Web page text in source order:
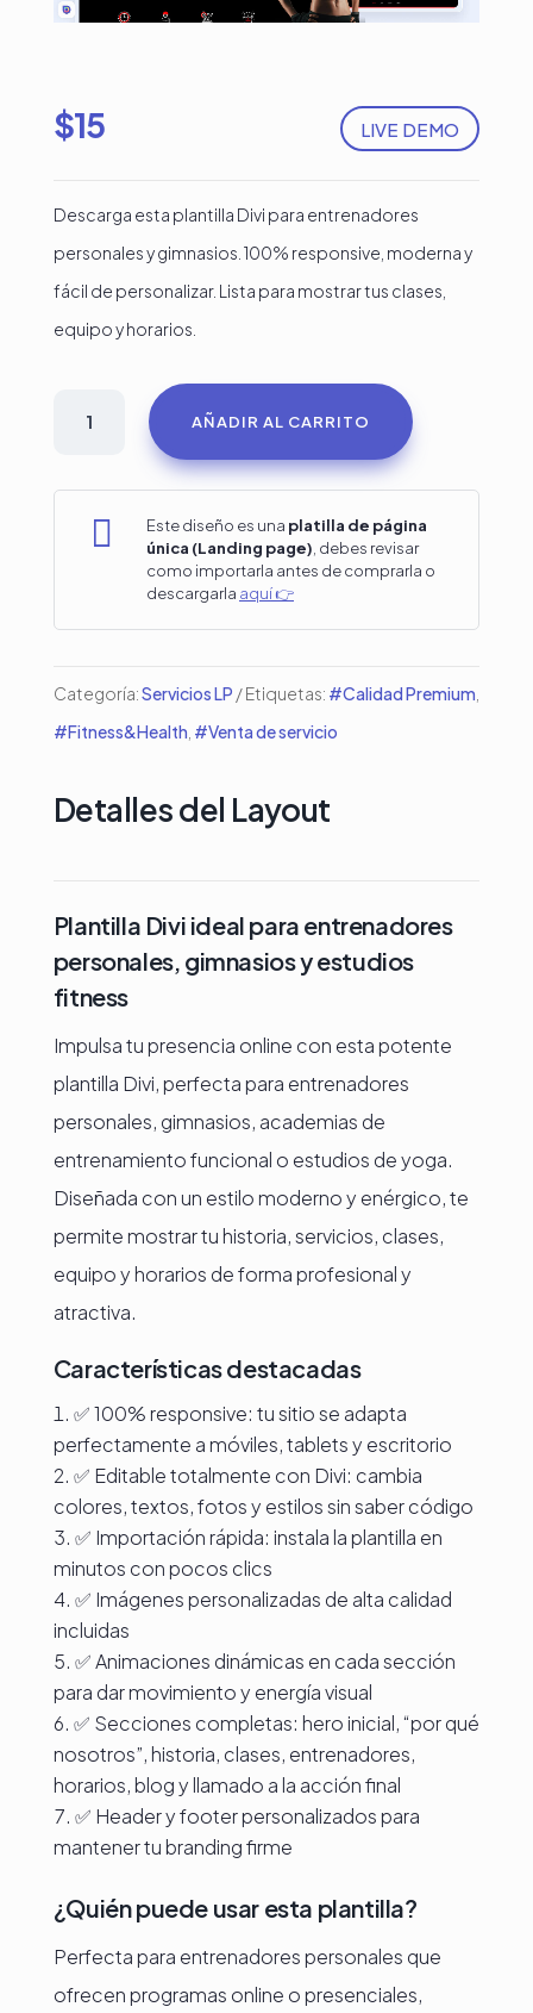
LIVE DEMO
$15
Descarga esta plantilla Divi para entrenadores
personales y gimnasios. 100% responsive, moderna y
fácil de personalizar. Lista para mostrar tus clases,
equipo y horarios.
Entrenador
o
AÑADIR AL CARRITO
 Este diseño es una platilla de página
única (Landing page) , debes revisar
como importarla antes de comprarla o
descargarla aquí 👉
Categoría:Servicios LP Etiquetas: #Calidad Premium
#Fitness&Health #Venta de servicio
Detalles del Layout
Plantilla Divi ideal para entrenadores
personales, gimnasios y estudios
fitness
Impulsa tu presencia online con esta potente
plantilla Divi, perfecta para entrenadores
personales, gimnasios, academias de
entrenamiento funcional o estudios de yoga.
Diseñada con un estilo moderno y enérgico, te
permite mostrar tu historia, servicios, clases,
equipo y horarios de forma profesional y
atractiva.
Características destacadas
✅ 100% responsive: tu sitio se adapta
perfectamente a móviles, tablets y escritorio
✅ Editable totalmente con Divi: cambia
colores, textos, fotos y estilos sin saber código
✅ Importación rápida: instala la plantilla en
minutos con pocos clics
✅ Imágenes personalizadas de alta calidad
incluidas
✅ Animaciones dinámicas en cada sección
para dar movimiento y energía visual
✅ Secciones completas: hero inicial, “por qué
nosotros”, historia, clases, entrenadores,
horarios, blog y llamado a la acción final
✅ Header y footer personalizados para
mantener tu branding firme
¿Quién puede usar esta plantilla?
Perfecta para entrenadores personales que
ofrecen programas online o presenciales,